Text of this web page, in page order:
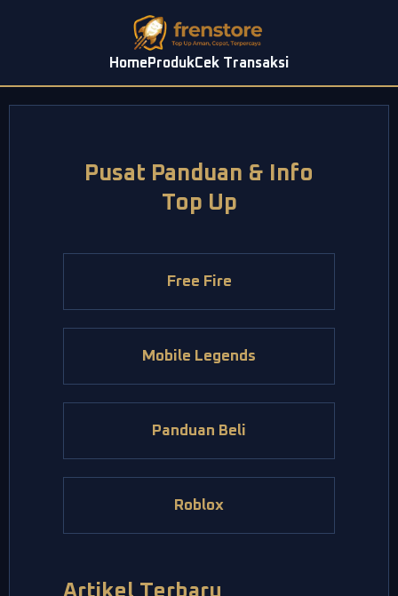
HomeProdukCek Transaksi
Pusat Panduan & Info
Top Up
Free Fire
Mobile Legends
Panduan Beli
Roblox
Artikel Terbaru